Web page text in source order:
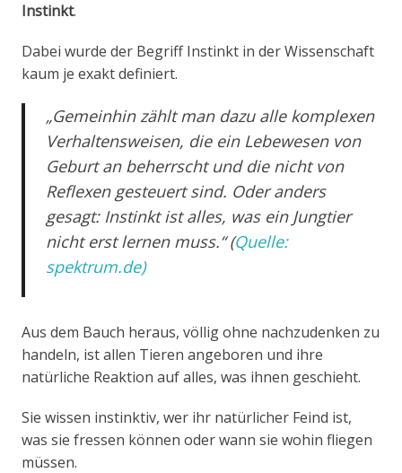
Instinkt.
Dabei wurde der Begriff Instinkt in der Wissenschaft
kaum je exakt definiert.
„Gemeinhin zählt man dazu alle komplexen
Verhaltensweisen, die ein Lebewesen von
Geburt an beherrscht und die nicht von
Reflexen gesteuert sind. Oder anders
gesagt: Instinkt ist alles, was ein Jungtier
nicht erst lernen muss.“ (Quelle:
spektrum.de)
Aus dem Bauch heraus, völlig ohne nachzudenken zu
handeln, ist allen Tieren angeboren und ihre
natürliche Reaktion auf alles, was ihnen geschieht.
Sie wissen instinktiv, wer ihr natürlicher Feind ist,
was sie fressen können oder wann sie wohin fliegen
müssen.